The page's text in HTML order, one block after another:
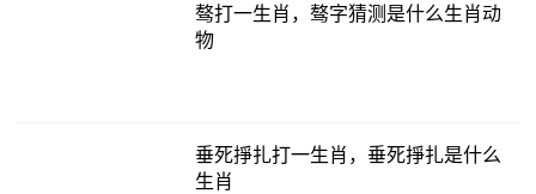
骜打一生肖，骜字猜测是什么生肖动
物
垂死掙扎打一生肖，垂死掙扎是什么
生肖